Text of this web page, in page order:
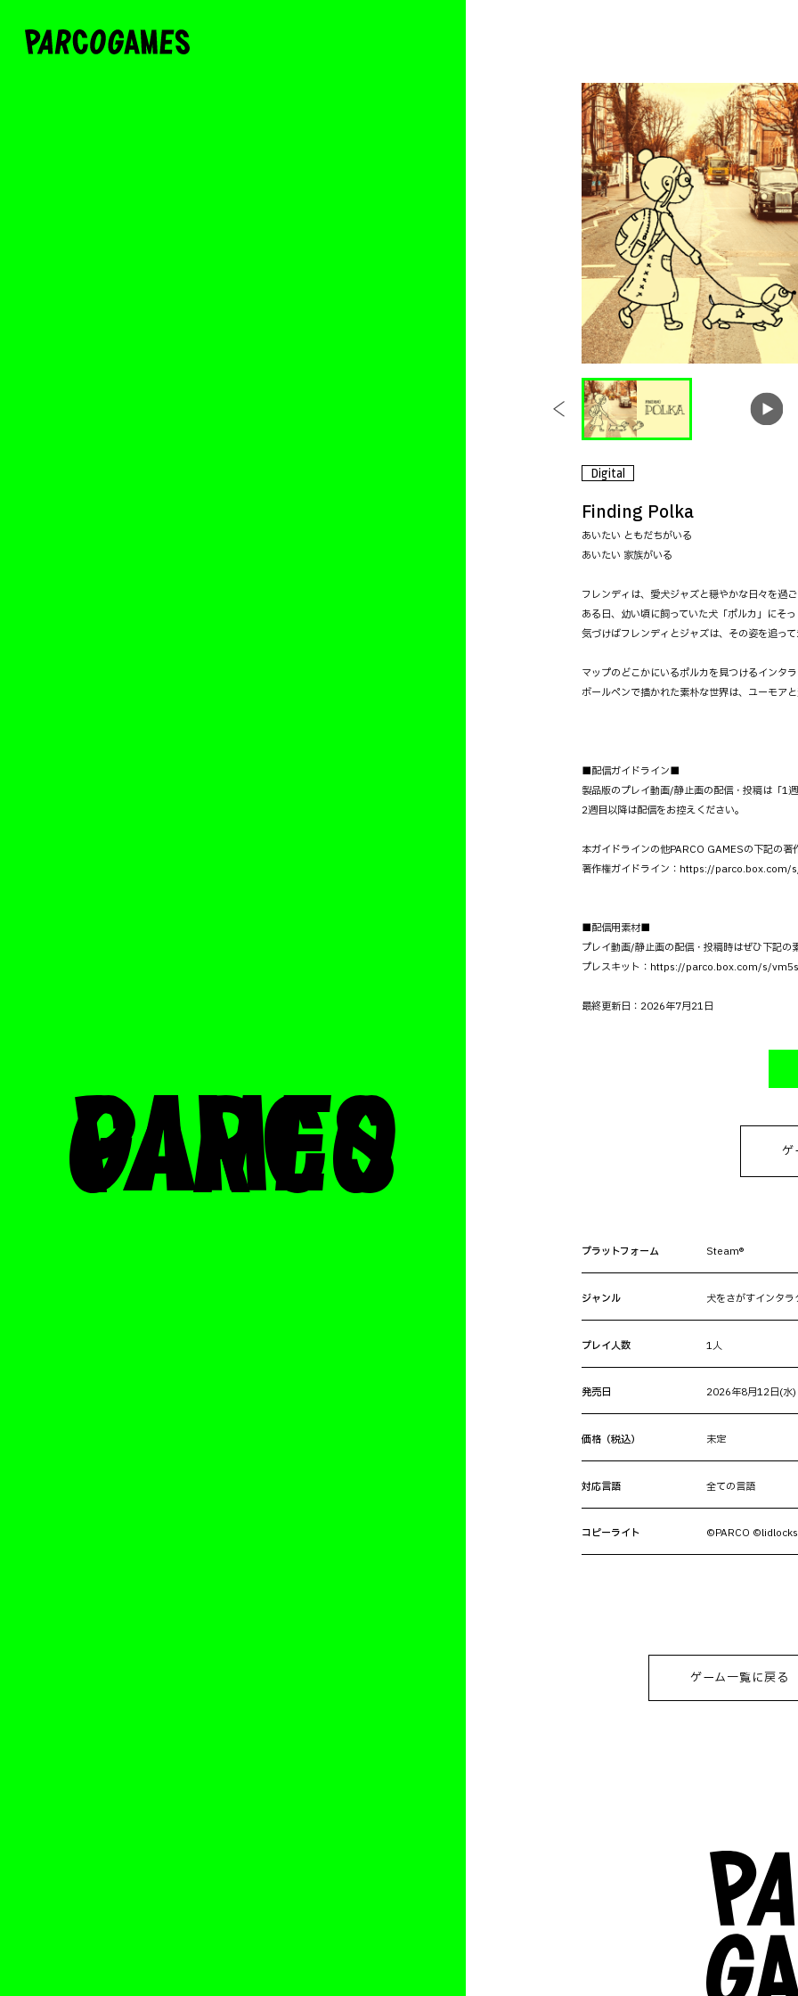
Digital
Finding Polka
あいたい ともだちがいる
あいたい 家族がいる
フレンディは、愛犬ジャズと穏やかな日々を過ご
ある日、幼い頃に飼っていた犬「ポルカ」にそっ
気づけばフレンディとジャズは、その姿を追っ
マップのどこかにいるポルカを見つけるインタ
ボールペンで描かれた素朴な世界は、ユーモア
■配信ガイドライン■
製品版のプレイ動画/静止画の配信・投稿は「1
2週目以降は配信をお控えください。
本ガイドラインの他PARCO GAMESの下記の著
著作権ガイドライン：https://
■配信用素材■
プレイ動画/静止画の配信・投稿時はぜひ下記の
プレスキット：https://parco.box.com/s/
最終更新日：2026年7月21日
ゲ
プラットフォーム Steam®
ジャンル 犬をさがすインタ
プレイ人数 1人
発売日 2026年8月12日(水
価格（税込） 未定
対応言語 全ての言語
コピーライト ©PARCO ©lidlocks
ゲーム一覧に戻る